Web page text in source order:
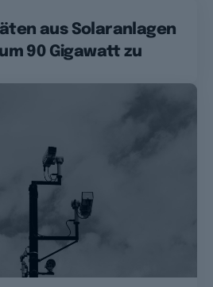
aus Solaranlagen
90 Gigawatt zu